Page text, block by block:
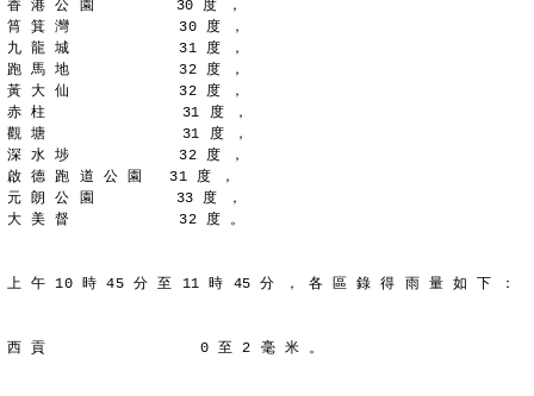
香 港 公 園         30 度 ，
筲 箕 灣            30 度 ，
九 龍 城            31 度 ，
跑 馬 地            32 度 ，
黃 大 仙            32 度 ，
赤 柱               31 度 ，
觀 塘               31 度 ，
深 水 埗            32 度 ，
啟 德 跑 道 公 園   31 度 ，
元 朗 公 園         33 度 ，
大 美 督            32 度 。
上 午 10 時 45 分 至 11 時 45 分 ， 各 區 錄 得 雨 量 如 下 ：
西 貢                 0 至 2 毫 米 。